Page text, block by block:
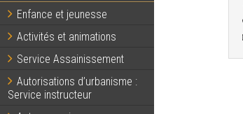
Enfance et jeunesse
Activités et animations
Service Assainissement
Autorisations d’urbanisme :
Service instructeur